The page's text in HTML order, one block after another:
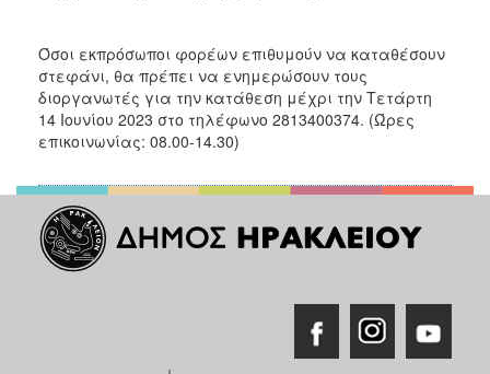
Όσοι εκπρόσωποι φορέων επιθυμούν να καταθέσουν
στεφάνι, θα πρέπει να ενημερώσουν τους
διοργανωτές για την κατάθεση μέχρι την Τετάρτη
14 Ιουνίου 2023 στο τηλέφωνο 2813400374. (Ώρες
επικοινωνίας: 08.00-14.30)